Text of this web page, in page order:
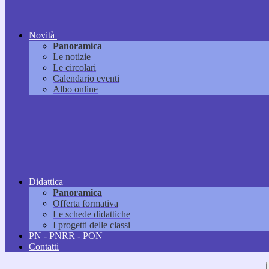
Novità
Panoramica
Le notizie
Le circolari
Calendario eventi
Albo online
Didattica
Panoramica
Offerta formativa
Le schede didattiche
I progetti delle classi
PN - PNRR - PON
Contatti